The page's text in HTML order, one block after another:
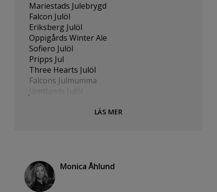
Mariestads Julebrygd
Falcon Julöl
Eriksberg Julöl
Oppigårds Winter Ale
Sofiero Julöl
Pripps Jul
Three Hearts Julöl
Falcons Julmumma
Jämtlands Julöl
LÄS MER
Monica Åhlund